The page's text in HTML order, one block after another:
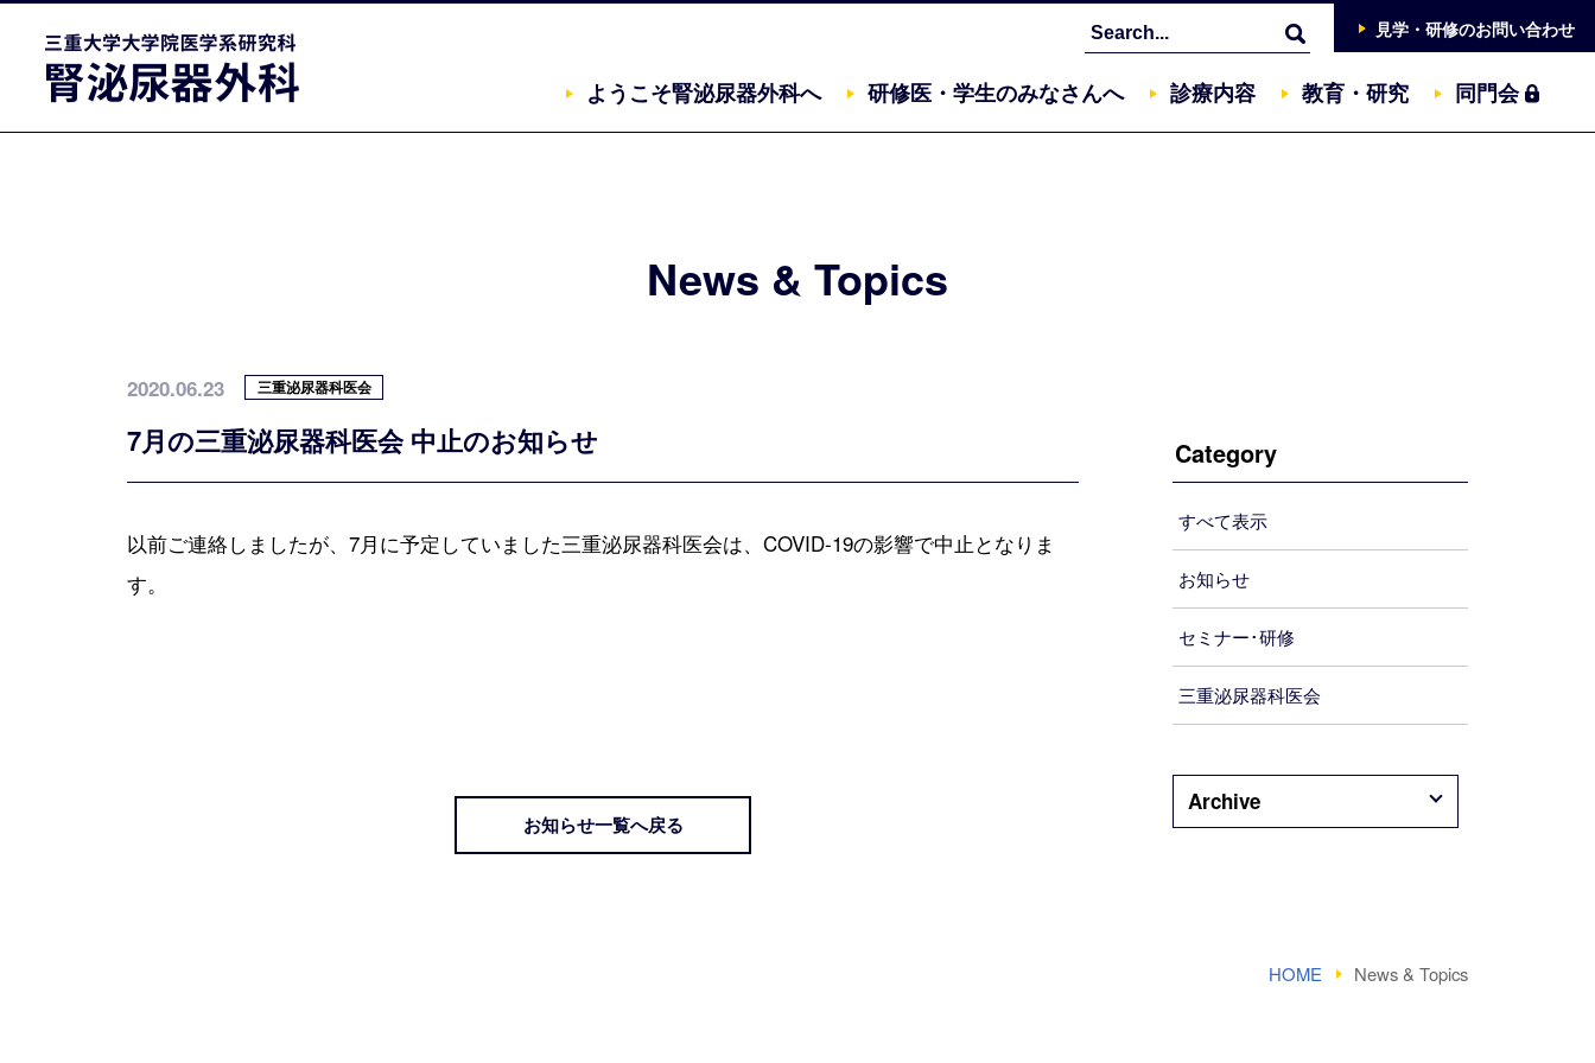
三重大学大学院医学系研究科 腎泌尿器外科
見学・研修のお問い合わせ
ようこそ腎泌尿器外科へ 研修医・学生のみなさんへ 診療内容 教育・研究 同門会
News & Topics
2020.06.23 三重泌尿器科医会
7月の三重泌尿器科医会 中止のお知らせ
以前ご連絡しましたが、7月に予定していました三重泌尿器科医会は、COVID-19の影響で中止となりま
す。
お知らせ一覧へ戻る
Category
すべて表示
お知らせ
セミナー･研修
三重泌尿器科医会
Archive
HOME News & Topics